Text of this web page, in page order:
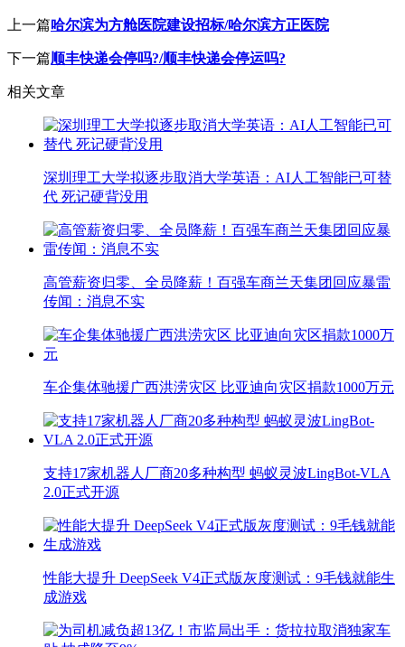
上一篇哈尔滨为方舱医院建设招标/哈尔滨方正医院
下一篇顺丰快递会停吗?/顺丰快递会停运吗?
相关文章
深圳理工大学拟逐步取消大学英语：AI人工智能已可替
代 死记硬背没用
高管薪资归零、全员降薪！百强车商兰天集团回应暴雷
传闻：消息不实
车企集体驰援广西洪涝灾区 比亚迪向灾区捐款1000万元
支持17家机器人厂商20多种构型 蚂蚁灵波LingBot-VLA
2.0正式开源
性能大提升 DeepSeek V4正式版灰度测试：9毛钱就能生
成游戏